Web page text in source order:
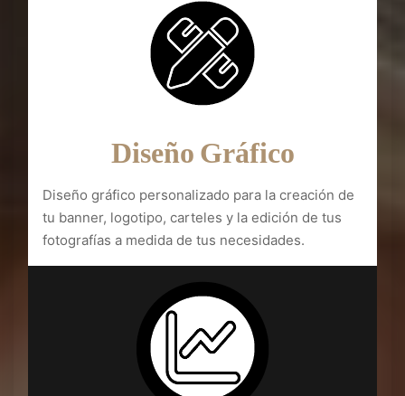
Diseño Gráfico
Diseño gráfico personalizado para la creación de
tu banner, logotipo, carteles y la edición de tus
fotografías a medida de tus necesidades.